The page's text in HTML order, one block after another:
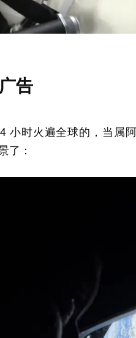
告
小时火遍全球的，当属
了：